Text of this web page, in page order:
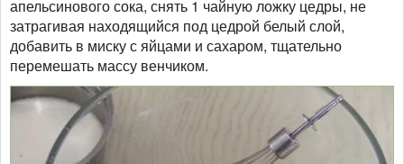
апельсинового сока, снять 1 чайную ложку цедры, не
затрагивая находящийся под цедрой белый слой,
добавить в миску с яйцами и сахаром, тщательно
перемешать массу венчиком.